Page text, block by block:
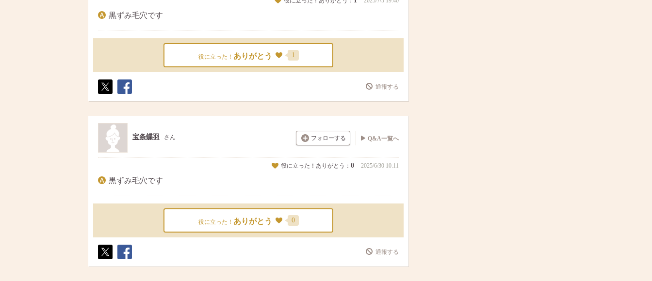
黒ずみ毛穴です
役に立った！ ありがとう 1
ト
ア
通報する
フォローする
宝条蝶羽 さん Q&A一覧へ
役に立った！ありがとう： 0 2025/6/30 10:11
黒ずみ毛穴です
役に立った！ ありがとう 0
ト
ア
通報する